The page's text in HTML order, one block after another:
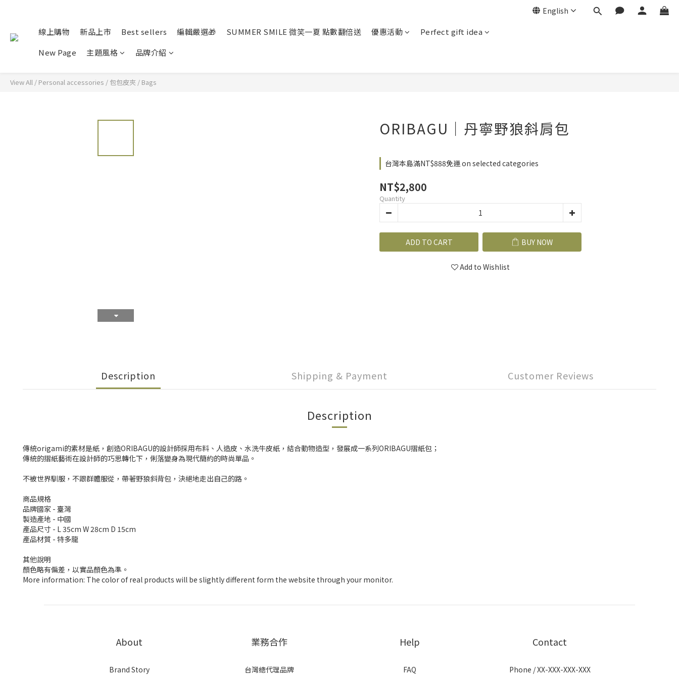
English
線上購物 新品上市 Best sellers 編輯嚴選🎁 SUMMER SMILE 微笑一夏 點數翻倍送 優惠活動
Perfect gift idea
New Page
主題風格 品牌介紹
View All / Personal accessories / 包包皮夾 / Bags
ORIBAGU｜丹寧野狼斜肩包
台灣本島滿NT$888免運 on selected categories
NT$2,800
Quantity
ADD TO CART BUY NOW
Add to Wishlist
Description Shipping & Payment Customer Reviews
Description
傳統origami的素材是紙， 創造ORIBAGU的設計師採用布料、人造皮、水洗牛皮紙， 結合動物造型，發展成一系列ORIBAGU摺紙包；
傳統的摺紙藝術在設計師的巧思轉化下， 俐落變身為現代簡約的時尚單品。
不被世界馴服，不跟群體服從，帶著野狼斜背包， 決絕地走出自己的路。
商品規格
品牌國家 - 臺灣
製造產地 - 中國
產品尺寸 - L 35cm W 28cm D 15cm
產品材質 - 特多龍
其他說明
顏色略有偏差，以實品顏色為準。
More information: The color of real products will be slightly different form the website through your monitor.
About
Brand Story
業務合作
台灣總代理品牌
Help
FAQ
Contact
Phone / XX-XXX-XXX-XXX